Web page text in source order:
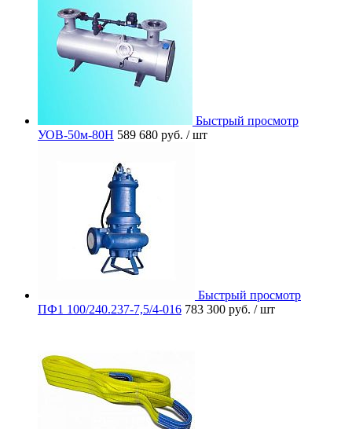
Быстрый просмотр
УОВ-50м-80Н 589 680 руб. / шт
Быстрый просмотр
ПФ1 100/240.237-7,5/4-016 783 300 руб. / шт